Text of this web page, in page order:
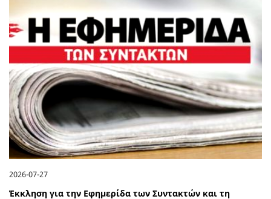
2026-07-27
Έκκληση για την Εφημερίδα των Συντακτών και τη